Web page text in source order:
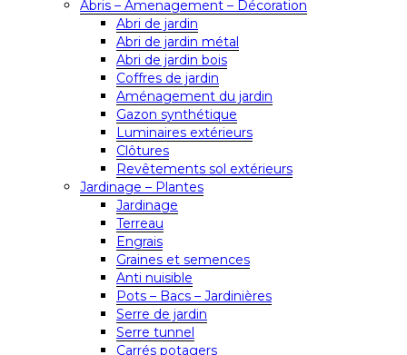
Abris – Amenagement – Décoration
Abri de jardin
Abri de jardin métal
Abri de jardin bois
Coffres de jardin
Aménagement du jardin
Gazon synthétique
Luminaires extérieurs
Clôtures
Revêtements sol extérieurs
Jardinage – Plantes
Jardinage
Terreau
Engrais
Graines et semences
Anti nuisible
Pots – Bacs – Jardinières
Serre de jardin
Serre tunnel
Carrés potagers